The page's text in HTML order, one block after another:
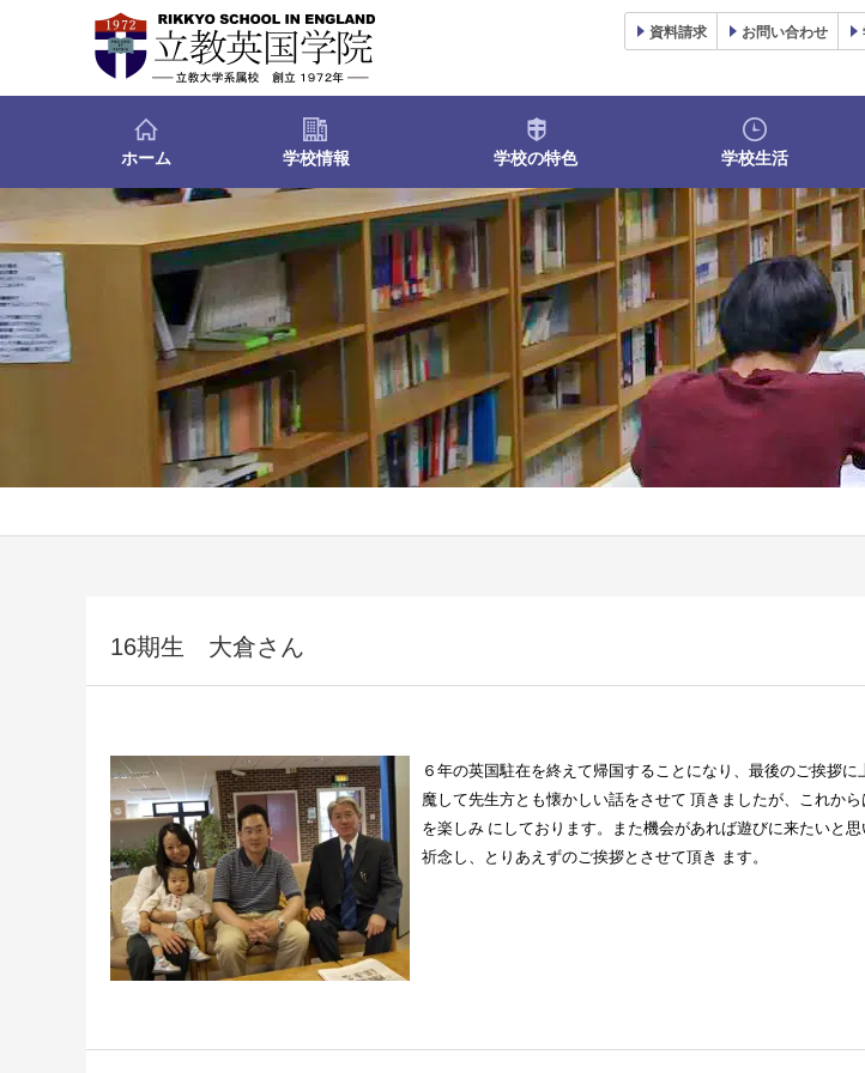
資料請求 お問い合わせ
ホーム 学校情報 学校の特色 学校生活
16期生 大倉さん
６年の英国駐在を終えて帰国することになり、最後のご挨拶に
魔して先生方とも懐かしい話をさせて 頂きましたが、これか
を楽しみ にしております。また機会があれば遊びに来たいと思
祈念し、とりあえずのご挨拶とさせて頂き ます。